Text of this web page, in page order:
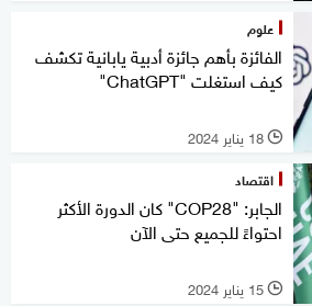
علوم
الفائزة بأهم جائزة أدبية يابانية تكشف
كيف استغلت "ChatGPT"
l 18 يناير 2024
اقتصاد
الجابر: "COP28" كان الدورة الأكثر
احتواءً للجميع حتى الآن
l 15 يناير 2024